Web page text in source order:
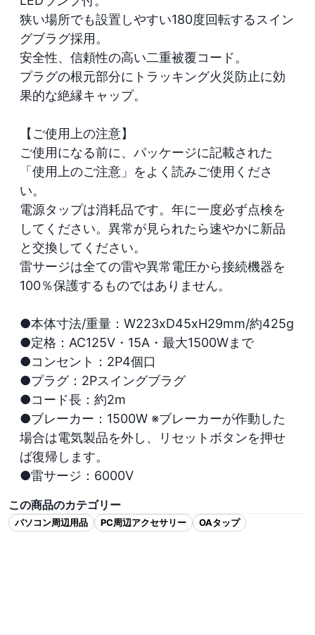
狭い場所でも設置しやすい180度回転するスイン
グブラグ採用。
安全性、信頼性の高い二重被覆コード。
プラグの根元部分にトラッキング火災防止に効
果的な絶縁キャップ。
【ご使用上の注意】
ご使用になる前に、パッケージに記載された
「使用上のご注意」をよく読みご使用くださ
い。
電源タップは消耗品です。年に一度必ず点検を
してください。異常が見られたら速やかに新品
と交換してください。
雷サージは全ての雷や異常電圧から接続機器を
100％保護するものではありません。
●本体寸法/重量：W223xD45xH29mm/約425g
●定格：AC125V・15A・最大1500Wまで
●コンセント：2P4個口
●プラグ：2Pスイングブラグ
●コード長：約2m
●ブレーカー：1500W ※ブレーカーが作動した
場合は電気製品を外し、リセットボタンを押せ
ば復帰します。
●雷サージ：6000V
この商品のカテゴリー
パソコン周辺用品 PC周辺アクセサリー OAタップ